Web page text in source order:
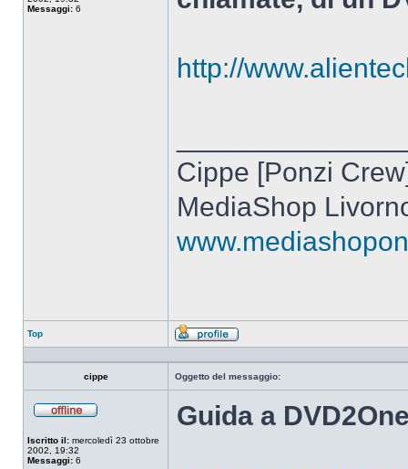
Messaggi: 6
http://
Cippe [Ponzi
MediaShop
Top
Profilo
cippe Oggetto del messaggio:
Iscritto il: mercoledì 23 ottobre
2002, 19:32
Messaggi: 6
Guida a